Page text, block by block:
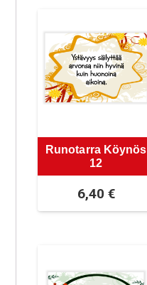
Runotarra Köynös
12
6,40 €